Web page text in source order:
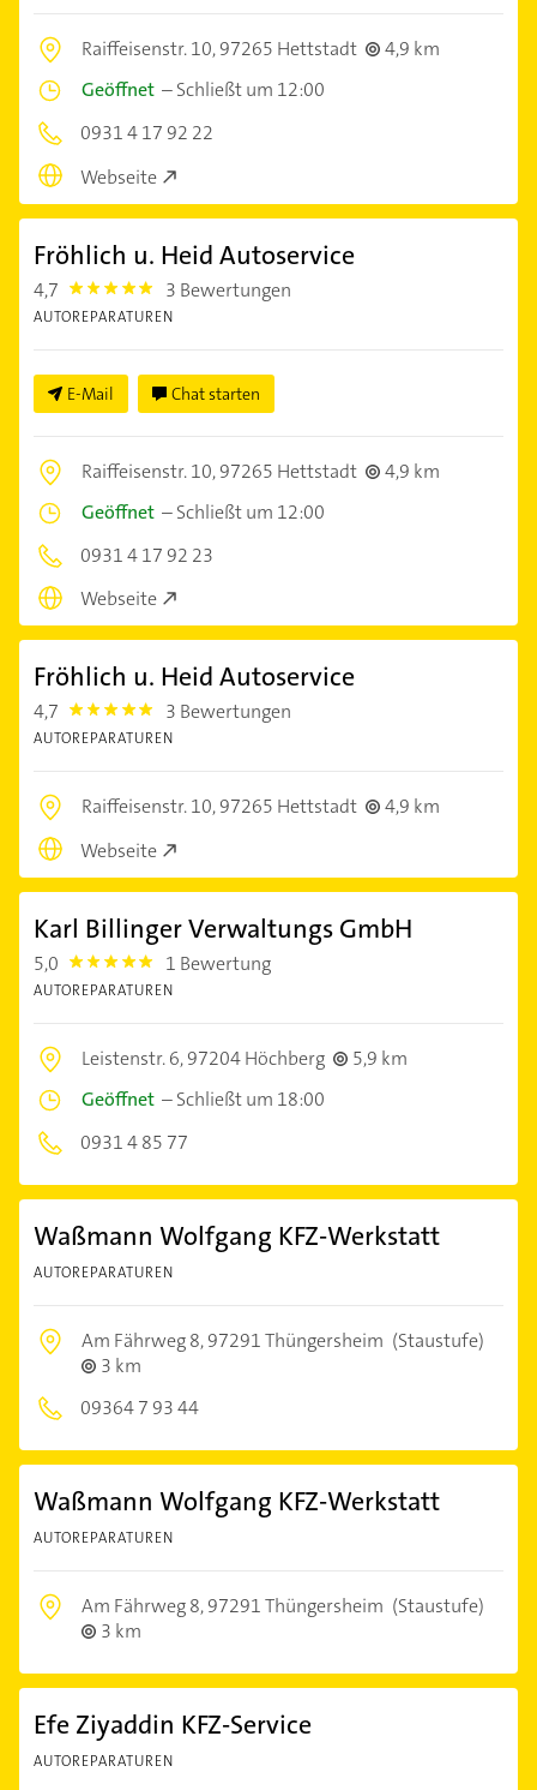
Raiffeisenstr. 10,97265 Hettstadt
4,9 km
Geöffnet –Schließt um 12:00
0931 4 17 92 22
Webseite
Fröhlich u. Heid Autoservice
4,7 4.7000003 3 Bewertungen
AUTOREPARATUREN
E-Mail Chat starten
Raiffeisenstr. 10,97265 Hettstadt
4,9 km
Geöffnet –Schließt um 12:00
0931 4 17 92 23
Webseite
Fröhlich u. Heid Autoservice
4,7 4.7000003 3 Bewertungen
AUTOREPARATUREN
Raiffeisenstr. 10,97265 Hettstadt
4,9 km
Webseite
Karl Billinger Verwaltungs GmbH
5,0 5.0 1 Bewertung
AUTOREPARATUREN
Leistenstr. 6,97204 Höchberg
5,9 km
Geöffnet –Schließt um 18:00
0931 4 85 77
Waßmann Wolfgang KFZ-Werkstatt
AUTOREPARATUREN
Am Fährweg 8,97291 Thüngersheim (Staustufe)
3 km
09364 7 93 44
Waßmann Wolfgang KFZ-Werkstatt
AUTOREPARATUREN
Am Fährweg 8,97291 Thüngersheim (Staustufe)
3 km
Efe Ziyaddin KFZ-Service
AUTOREPARATUREN